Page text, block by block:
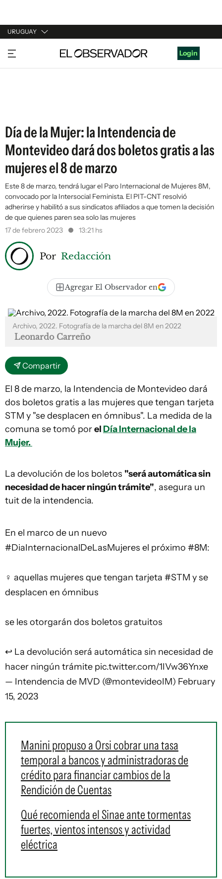
URUGUAY
URUGUAY
ARGENTINA
Login
Día de la Mujer: la Intendencia de
Montevideo dará dos boletos gratis a las
mujeres el 8 de marzo
Este 8 de marzo, tendrá lugar el Paro Internacional de Mujeres 8M,
convocado por la Intersocial Feminista. El PIT-CNT resolvió
adherirse y habilitó a sus sindicatos afiliados a que tomen la decisión
de que quienes paren sea solo las mujeres
17 de febrero 2023
13:21 hs
Por Redacción
Agregar El Observador en
Archivo, 2022. Fotografía de la marcha del 8M en 2022
Leonardo Carreño
Compartir
El 8 de marzo, la Intendencia de Montevideo dará
dos boletos gratis a las mujeres que tengan tarjeta
STM y "se desplacen en ómnibus". La medida de la
comuna se tomó porelDía Internacional de la
Mujer.
La devolución de los boletos "será automática sin
necesidad de hacer ningún trámite", asegura un
tuit de la intendencia.
En el marco de un nuevo
#DiaInternacionalDeLasMujeres el próximo #8M:
‍♀️ aquellas mujeres que tengan tarjeta #STM y se
desplacen en ómnibus
se les otorgarán dos boletos gratuitos
↩️ La devolución será automática sin necesidad de
hacer ningún trámite pic.twitter.com/1IVw36Ynxe
— Intendencia de MVD (@montevideoIM) February
15, 2023
Manini propuso a Orsi cobrar una tasa
temporal a bancos y administradoras de
crédito para financiar cambios de la
Rendición de Cuentas
Qué recomienda el Sinae ante tormentas
fuertes, vientos intensos y actividad
eléctrica